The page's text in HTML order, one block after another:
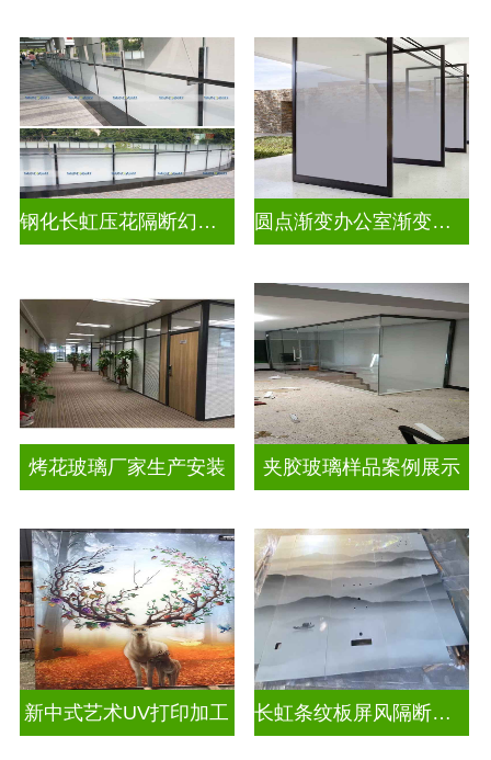
钢化长虹压花隔断幻彩炫彩渐变玻璃 圆点渐变办公室渐变隔断装饰玻璃
烤花玻璃厂家生产安装 夹胶玻璃样品案例展示
新中式艺术UV打印加工 长虹条纹板屏风隔断装饰彩绘玻璃